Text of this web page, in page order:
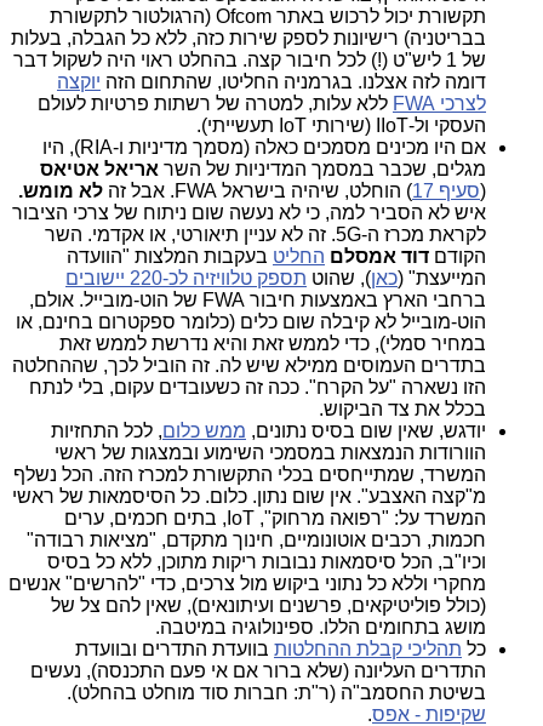
תקשורת יכול לרכוש באתר Ofcom (הרגולטור לתקשורת
בבריטניה) רישיונות לספק שירות כזה, ללא כל הגבלה, בעלות
של 1 ליש"ט (!) לכל חיבור קצה. בהחלט ראוי היה לשקול דבר
דומה לזה אצלנו. בגרמניה החליטו, שהתחום הזה יוקצה
לצרכי FWA
ללא עלות, למטרה של רשתות פרטיות לעולם
העסקי ול-IIoT (שירותי IoT תעשייתי).
אם היו מכינים מסמכים כאלה (מסמך מדיניות ו-RIA), היו
מגלים, שכבר במסמך המדיניות של השר אריאל אטיאס
(סעיף 17 ) הוחלט, שיהיה בישראל FWA. אבל זה
לא מומש.
איש לא הסביר למה, כי לא נעשה שום ניתוח של צרכי הציבור
לקראת מכרז ה-5G. זה לא עניין תיאורטי, או אקדמי. השר
הקודם דוד אמסלם החליט בעקבות המלצות "הוועדה
המייעצת" (כאן), שהוט תספק טלוויזיה לכ-220 יישובים
ברחבי הארץ באמצעות חיבור FWA של הוט-מובייל. אולם,
הוט-מובייל לא קיבלה שום כלים (כלומר ספקטרום בחינם, או
במחיר סמלי), כדי לממש זאת והיא נדרשת לממש זאת
בתדרים העמוסים ממילא שיש לה. זה הוביל לכך, שההחלטה
הזו נשארה "על הקרח". ככה זה כשעובדים עקום, בלי לנתח
בכלל את צד הביקוש.
יודגש, שאין שום בסיס נתונים, ממש כלום, לכל התחזיות
הוורודות הנמצאות במסמכי השימוע ובמצגות של ראשי
המשרד, שמתייחסים בכלי התקשורת למכרז הזה. הכל נשלף
מ"קצה האצבע". אין שום נתון. כלום. כל הסיסמאות של ראשי
המשרד על: "רפואה מרחוק", IoT, בתים חכמים, ערים
חכמות, רכבים אוטונומיים, חינוך מתקדם, "מציאות רבודה"
וכיו"ב, הכל סיסמאות נבובות ריקות מתוכן, ללא כל בסיס
מחקרי וללא כל נתוני ביקוש מול צרכים, כדי "להרשים" אנשים
(כולל פוליטיקאים, פרשנים ועיתונאים), שאין להם צל של
מושג בתחומים הללו. ספינולוגיה במיטבה.
כל תהליכי קבלת ההחלטות בוועדת התדרים ובוועדת
התדרים העליונה (שלא ברור אם אי פעם התכנסה), נעשים
בשיטת החסמב"ה (ר"ת: חברות סוד מוחלט בהחלט).
שקיפות - אפס.